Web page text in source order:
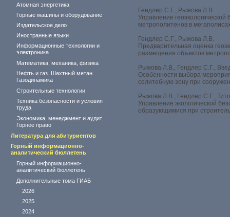
Атомная энергетика
Горные машины и оборудование
Издательское дело
Иностранные языки
Информационные технологии и
электроника
Математика, механика, физика
Нефть и газ. Шахтный метан.
Газодинамика
Строительные технологии
Техника безопасности и условия
труда
Экономика, менеджмент и аудит.
Горное право
Литература для абитуриентов
Горный информационно-
аналитический бюллетень
Горный информационно-
аналитический бюллетень
Дополнительные тома ГИАБ
2026
2025
2024
Гендлер С.Г., Рыжова Л.В.
Управление
метрополитенов в
Гендлер С.Г., Рыжова Л.В.
Предварительная оценка
размещения объектов
Рыжова Л.В., Гендлер С.Г.,
Особенности выбора
селитебную зону при
Рыжова Л.В., Гендлер С.Г.,
Управление экологической
образующимися при